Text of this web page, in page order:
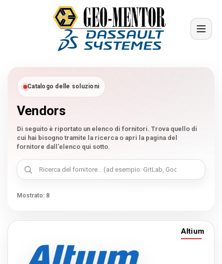
Menu
Vendors
Riferimenti
Settori
Catalogo delle soluzioni
Vendors
Di seguito è riportato un elenco di fornitori. Trova quello di
cui hai bisogno tramite la ricerca o apri la pagina del
fornitore dall'elenco qui sotto.
Mostrato: 8
Altium